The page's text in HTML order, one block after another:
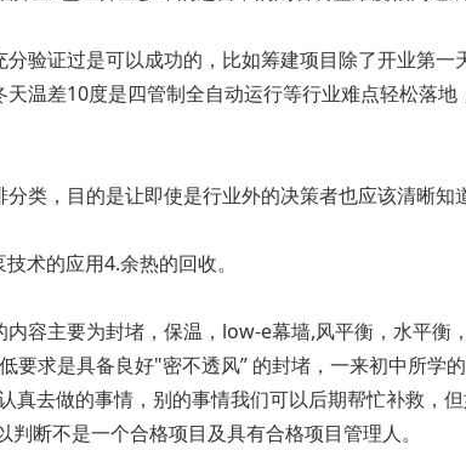
验证过是可以成功的，比如筹建项目除了开业第
温差10度是四管制全自动运行等行业难点轻松落
类，目的是让即使是行业外的决策者也应该清晰知
术的应用4.余热的回收。
容主要为封堵，保温，low-e幕墙,风平衡，水平衡
要求是具备良好"密不透风” 的封堵，一来初中所学
真去做的事情，别的事情我们可以后期帮忙补救，
断不是一个合格项目及具有合格项目管理人。